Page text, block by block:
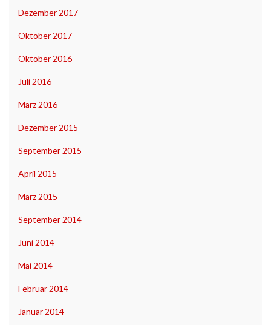
Dezember 2017
Oktober 2017
Oktober 2016
Juli 2016
März 2016
Dezember 2015
September 2015
April 2015
März 2015
September 2014
Juni 2014
Mai 2014
Februar 2014
Januar 2014